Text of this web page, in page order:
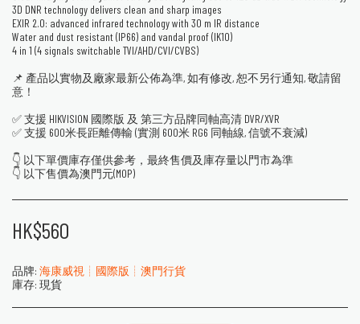
3D DNR technology delivers clean and sharp images
EXIR 2.0: advanced infrared technology with 30 m IR distance
Water and dust resistant (IP66) and vandal proof (IK10)
4 in 1 (4 signals switchable TVI/AHD/CVI/CVBS)
📌 產品以實物及廠家最新公佈為準, 如有修改, 恕不另行通知, 敬請留
意！
✅ 支援 HIKVISION 國際版 及 第三方品牌同軸高清 DVR/XVR
✅ 支援 600米長距離傳輸 (實測 600米 RG6 同軸線, 信號不衰減)
👇 以下單價庫存僅供參考，最終售價及庫存量以門市為準
👇 以下售價為澳門元(MOP)
HK$560
品牌: 海康威視┊國際版┊澳門行貨
庫存: 現貨